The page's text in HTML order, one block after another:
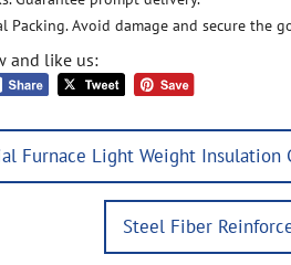
Packing. Avoid damage and secure the
and like us:
Furnace Light Weight Insulation
Next
post:
Steel Fiber